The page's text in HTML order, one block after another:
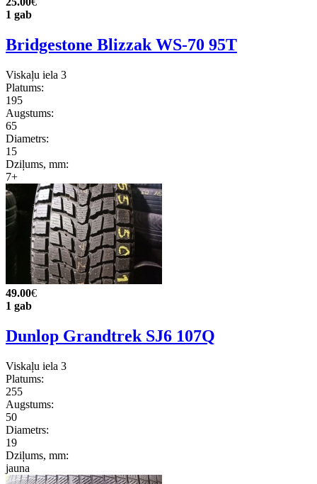
1 gab
Bridgestone Blizzak WS-70 95T
Viskaļu iela 3
Platums:
195
Augstums:
65
Diametrs:
15
Dziļums, mm:
7+
49.00€
1 gab
Dunlop Grandtrek SJ6 107Q
Viskaļu iela 3
Platums:
255
Augstums:
50
Diametrs:
19
Dziļums, mm:
jauna